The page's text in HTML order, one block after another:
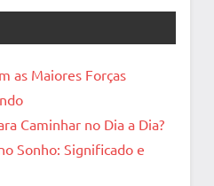
as Maiores Forças
Caminhar no Dia a Dia?
Sonho: Significado e